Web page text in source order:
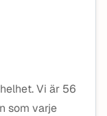
Vi är 56
som varje